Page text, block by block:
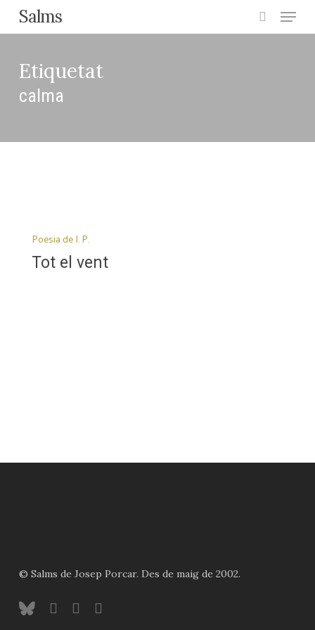
Skip
to
content
Salms
search
Menu
Etiquetat
calma
Poesia de J. P.
Tot el vent
© Salms de Josep Porcar. Des de maig de 2002.
blueskyinstagram
flickr mastodon